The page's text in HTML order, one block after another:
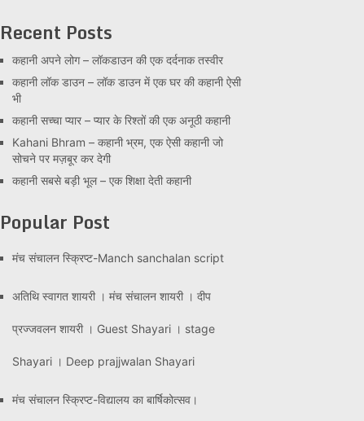
Recent Posts
कहानी अपने लोग – लॉकडाउन की एक दर्दनाक तस्वीर
कहानी लॉक डाउन – लॉक डाउन में एक घर की कहानी ऐसी
भी
कहानी सच्चा प्यार – प्यार के रिश्तों की एक अनूठी कहानी
Kahani Bhram – कहानी भ्रम, एक ऐसी कहानी जो
सोचने पर मज़बूर कर देगी
कहानी सबसे बड़ी भूल – एक शिक्षा देती कहानी
Popular Post
मंच संचालन स्क्रिप्ट-Manch sanchalan script
अतिथि स्वागत शायरी । मंच संचालन शायरी । दीप
प्रज्जवलन शायरी । Guest Shayari । stage
Shayari । Deep prajjwalan Shayari
मंच संचालन स्क्रिप्ट-विद्यालय का बार्षिकोत्सव।